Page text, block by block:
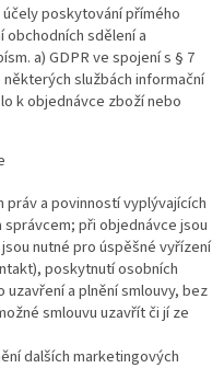
poskytování přímého
obchodních sdělení a
a) GDPR ve spojení s § 7
některých službách informační
k objednávce zboží nebo
práv a povinností vyplývajících
správcem; při objednávce jsou
nutné pro úspěšné vyřízení
poskytnutí osobních
a plnění smlouvy, bez
smlouvu uzavřít či jí ze
dalších marketingových